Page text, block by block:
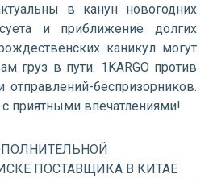
в канун новогодних
и приближение долгих
каникул могут
груз в пути. 1KARGO против
беспризорников.
приятными впечатлениями!
ПОСТАВЩИКА В КИТАЕ